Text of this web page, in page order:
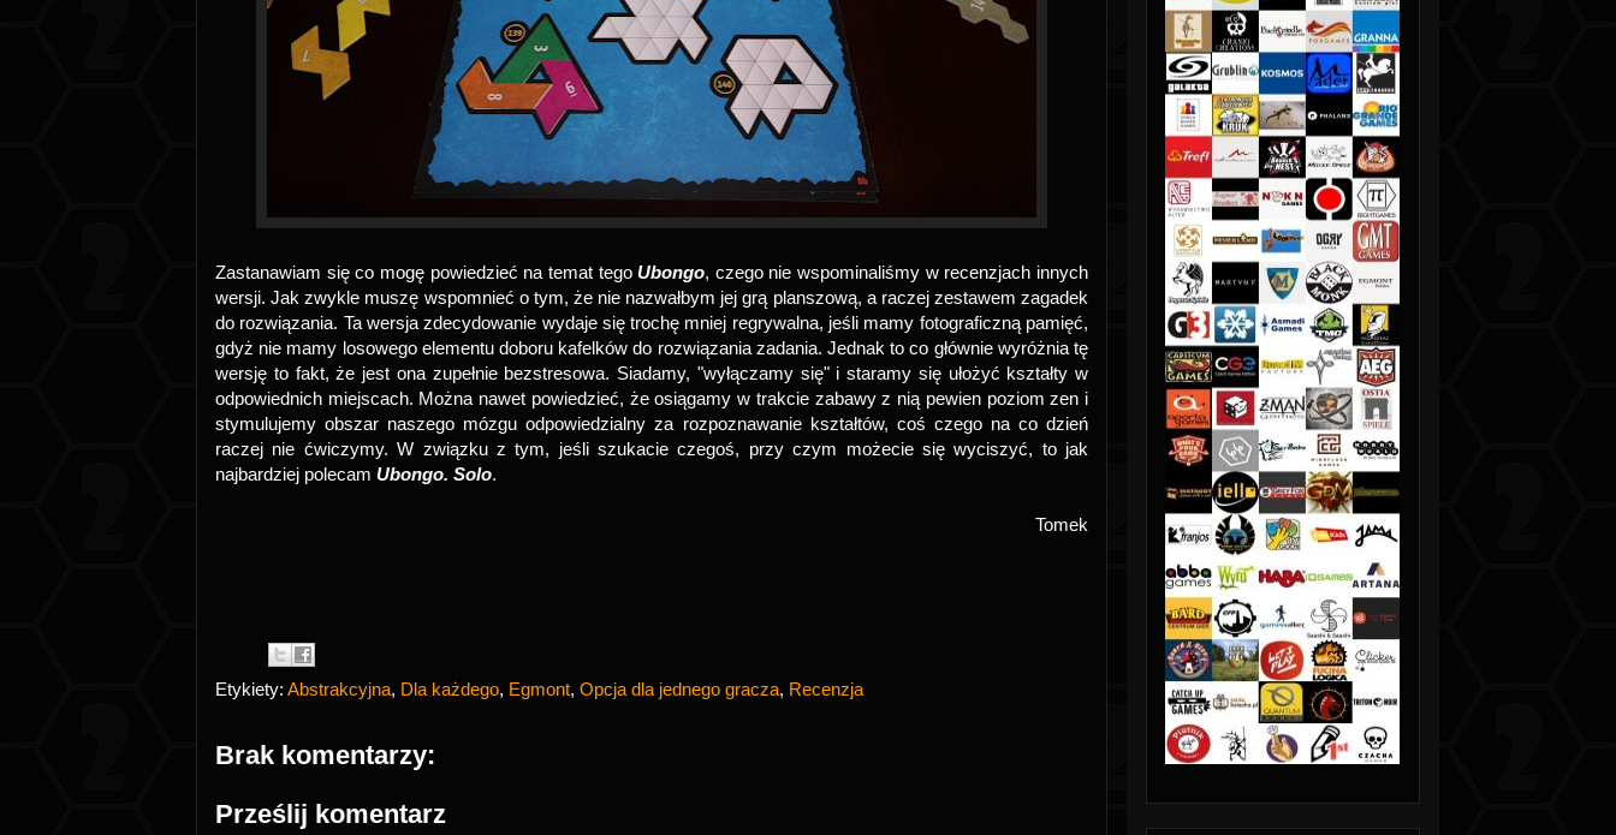
Zastanawiam się co mogę powiedzieć na temat tegoUbongo, czego nie wspominaliśmy w recenzjach innych
wersji. Jak zwykle muszę wspomnieć o tym, że nie nazwałbym jej grą planszową, a raczej zestawem zagadek
do rozwiązania. Ta wersja zdecydowanie wydaje się trochę mniej regrywalna, jeśli mamy fotograficzną pamięć,
gdyż nie mamy losowego elementu doboru kafelków do rozwiązania zadania. Jednak to co głównie wyróżnia tę
wersję to fakt, że jest ona zupełnie bezstresowa. Siadamy, "wyłączamy się" i staramy się ułożyć kształty w
odpowiednich miejscach. Można nawet powiedzieć, że osiągamy w trakcie zabawy z nią pewien poziom zen i
stymulujemy obszar naszego mózgu odpowiedzialny za rozpoznawanie kształtów, coś czego na co dzień
raczej nie ćwiczymy. W związku z tym, jeśli szukacie czegoś, przy czym możecie się wyciszyć, to jak
najbardziej polecam Ubongo. Solo.
Tomek
Etykiety: Abstrakcyjna, Dla każdego, Egmont, Opcja dla jednego gracza, Recenzja
Brak komentarzy:
Prześlij komentarz